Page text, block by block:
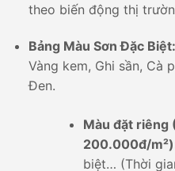
theo biến động thị
Bảng Màu Sơn Đặc Biệt:
Vàng kem, Ghi sần, Cà
Đen.
Màu đặt riêng
200.000đ/
biệt… (Thời